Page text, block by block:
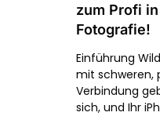
zum Profi
Fotografie!
Einführung
mit schweren,
Verbindung
sich, und Ihr